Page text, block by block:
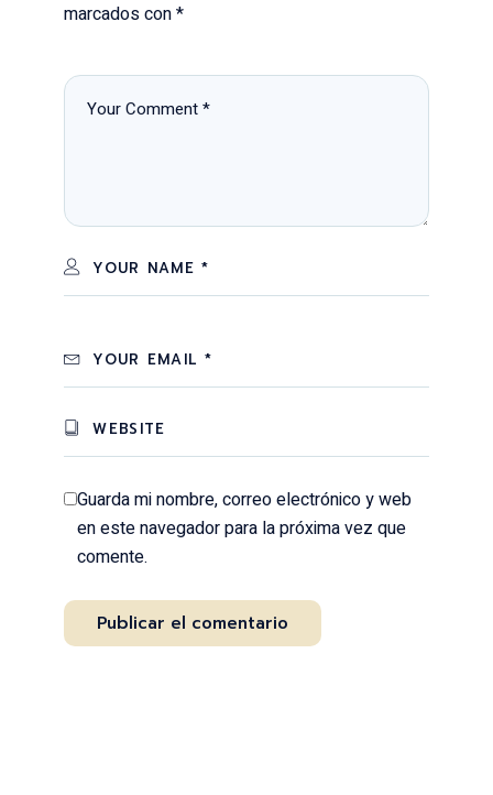
marcados con*
Guarda mi nombre, correo electrónico y web
en este navegador para la próxima vez que
comente.
Publicar el comentario